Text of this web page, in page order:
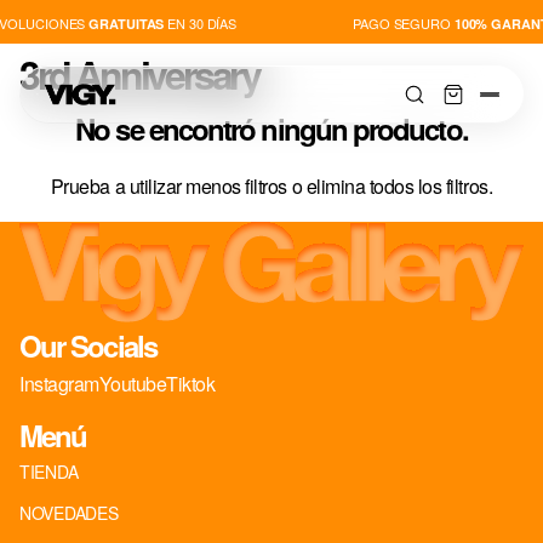
GRATUITASEN 30 DÍAS PAGO SEGURO 100%
TIENDA
NOVEDADES
THIS IS VIGY
3rd Anniversary
No se encontró ningún producto.
Prueba a utilizar menos filtros oelimina todos los filtros.
Our Socials
InstagramYoutubeTiktok
Menú
TIENDA
NOVEDADES